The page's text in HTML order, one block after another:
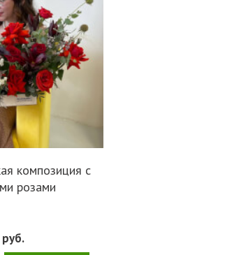
композиция с
розами
руб.